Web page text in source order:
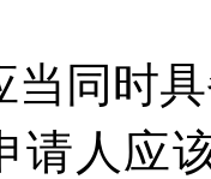
当同时
请人应